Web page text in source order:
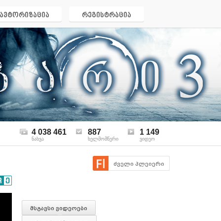
ავტორიზაცია რეგისტრაცია
4 038 461
ნახვა
887
ხელმომწერი
1 149
ვიდეო
ძველი პლეიერი
მსგავსი ვიდეოები